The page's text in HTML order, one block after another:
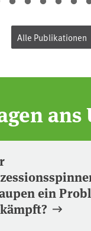
Alle Publikationen
ans
ein